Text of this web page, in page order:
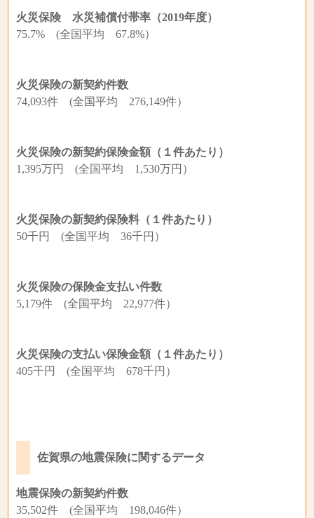
火災保険 水災補償付帯率（2019年度）
75.7% (全国平均 67.8%）
火災保険の新契約件数
74,093件 (全国平均 276,149件）
火災保険の新契約保険金額（１件あたり）
1,395万円 (全国平均 1,530万円）
火災保険の新契約保険料（１件あたり）
50千円 (全国平均 36千円）
火災保険の保険金支払い件数
5,179件 (全国平均 22,977件）
火災保険の支払い保険金額（１件あたり）
405千円 (全国平均 678千円）
佐賀県の地震保険に関するデータ
地震保険の新契約件数
35,502件 (全国平均 198,046件）